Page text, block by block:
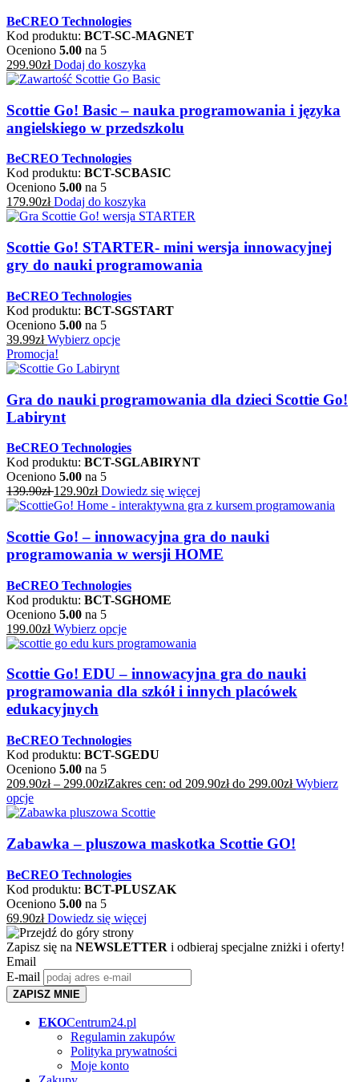
BeCREO Technologies
Kod produktu: BCT-SC-MAGNET
Oceniono 5.00 na 5
299.90zł Dodaj do koszyka
Scottie Go! Basic – nauka programowania i języka
angielskiego w przedszkolu
BeCREO Technologies
Kod produktu: BCT-SCBASIC
Oceniono 5.00 na 5
179.90zł Dodaj do koszyka
Scottie Go! STARTER- mini wersja innowacyjnej
gry do nauki programowania
BeCREO Technologies
Kod produktu: BCT-SGSTART
Oceniono 5.00 na 5
39.99zł Wybierz opcje
Promocja!
Gra do nauki programowania dla dzieci Scottie Go!
Labirynt
BeCREO Technologies
Kod produktu: BCT-SGLABIRYNT
Oceniono 5.00 na 5
139.90zł 129.90zł Dowiedz się więcej
Scottie Go! – innowacyjna gra do nauki
programowania w wersji HOME
BeCREO Technologies
Kod produktu: BCT-SGHOME
Oceniono 5.00 na 5
199.00zł Wybierz opcje
Scottie Go! EDU – innowacyjna gra do nauki
programowania dla szkół i innych placówek
edukacyjnych
BeCREO Technologies
Kod produktu: BCT-SGEDU
Oceniono 5.00 na 5
209.90zł – 299.00złZakres cen: od 209.90zł do 299.00zł Wybierz
opcje
Zabawka – pluszowa maskotka Scottie GO!
BeCREO Technologies
Kod produktu: BCT-PLUSZAK
Oceniono 5.00 na 5
69.90zł Dowiedz się więcej
Zapisz się na NEWSLETTER i odbieraj specjalne zniżki i oferty!
Email
E-mail
ZAPISZ MNIE
EKOCentrum24.pl
Regulamin zakupów
Polityka prywatności
Moje konto